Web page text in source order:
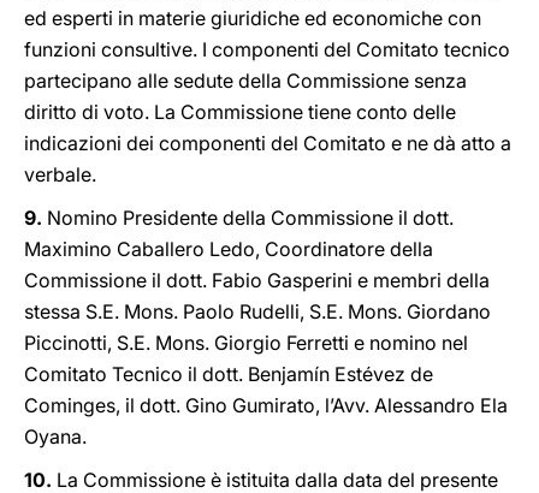
ed esperti in materie giuridiche ed economiche con
funzioni consultive. I componenti del Comitato tecnico
partecipano alle sedute della Commissione senza
diritto di voto. La Commissione tiene conto delle
indicazioni dei componenti del Comitato e ne dà atto a
verbale.
9. Nomino Presidente della Commissione il dott.
Maximino Caballero Ledo, Coordinatore della
Commissione il dott. Fabio Gasperini e membri della
stessa S.E. Mons. Paolo Rudelli, S.E. Mons. Giordano
Piccinotti, S.E. Mons. Giorgio Ferretti e nomino nel
Comitato Tecnico il dott. Benjamín Estévez de
Cominges, il dott. Gino Gumirato, l’Avv. Alessandro Ela
Oyana.
10. La Commissione è istituita dalla data del presente